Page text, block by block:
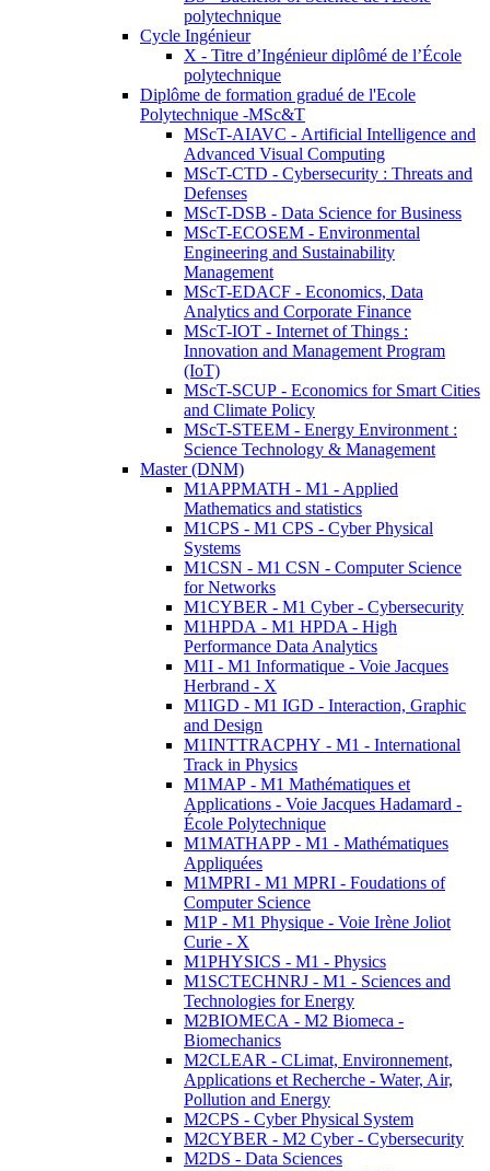
polytechnique
Cycle Ingénieur
X - Titre d’Ingénieur diplômé de l’École
polytechnique
Diplôme de formation gradué de l'Ecole
Polytechnique -MSc&T
MScT-AIAVC - Artificial Intelligence and
Advanced Visual Computing
MScT-CTD - Cybersecurity : Threats and
Defenses
MScT-DSB - Data Science for Business
MScT-ECOSEM - Environmental
Engineering and Sustainability
Management
MScT-EDACF - Economics, Data
Analytics and Corporate Finance
MScT-IOT - Internet of Things :
Innovation and Management Program
(IoT)
MScT-SCUP - Economics for Smart Cities
and Climate Policy
MScT-STEEM - Energy Environment :
Science Technology & Management
Master (DNM)
M1APPMATH - M1 - Applied
Mathematics and statistics
M1CPS - M1 CPS - Cyber Physical
Systems
M1CSN - M1 CSN - Computer Science
for Networks
M1CYBER - M1 Cyber - Cybersecurity
M1HPDA - M1 HPDA - High
Performance Data Analytics
M1I - M1 Informatique - Voie Jacques
Herbrand - X
M1IGD - M1 IGD - Interaction, Graphic
and Design
M1INTTRACPHY - M1 - International
Track in Physics
M1MAP - M1 Mathématiques et
Applications - Voie Jacques Hadamard -
École Polytechnique
M1MATHAPP - M1 - Mathématiques
Appliquées
M1MPRI - M1 MPRI - Foudations of
Computer Science
M1P - M1 Physique - Voie Irène Joliot
Curie - X
M1PHYSICS - M1 - Physics
M1SCTECHNRJ - M1 - Sciences and
Technologies for Energy
M2BIOMECA - M2 Biomeca -
Biomechanics
M2CLEAR - CLimat, Environnement,
Applications et Recherche - Water, Air,
Pollution and Energy
M2CPS - Cyber Physical System
M2CYBER - M2 Cyber - Cybersecurity
M2DS - Data Sciences